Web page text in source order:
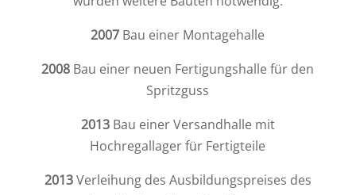
2007 Bau einer Montagehalle
2008 Bau einer neuen Fertigungshalle für den
Spritzguss
2013Bau einer Versandhalle mit
Hochregallager für Fertigteile
2013Verleihung des Ausbildungspreises des